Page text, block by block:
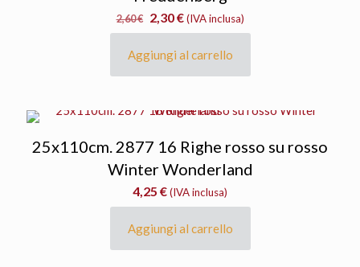
2,60€ Il
prezzo
originale
era:
2,30€Il
prezzo
attuale
(IVA inclusa)
Aggiungi al carrello
25x110cm. 2877 16 Righe rosso su rosso
Winter Wonderland
4,25 €(IVA inclusa)
Aggiungi al carrello